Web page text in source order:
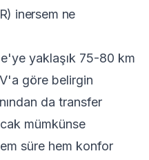
inersem ne
yaklaşık 75-80 km
göre belirgin
da transfer
mümkünse
süre hem konfor